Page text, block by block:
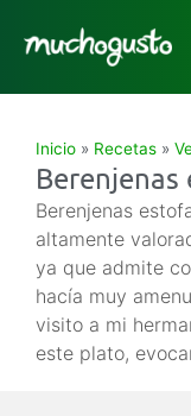
Inicio » Recetas »
Berenjenas
Berenjenas
altamente
ya que admite
hacía muy
visito a mi
este plato,